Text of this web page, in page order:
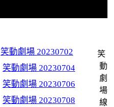
笑動劇場 20230702
笑動劇場 20230704
笑動劇場 20230706
笑動劇場 20230708
笑
動
劇
場
線